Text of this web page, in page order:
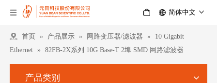
简体中文
首页 » 产品展示 » 网路变压器/滤波器 »
10 Gigabit
Ethernet
» 82FB-2X系列 10G Base-T 2埠 SMD 网路滤波器
产品类别